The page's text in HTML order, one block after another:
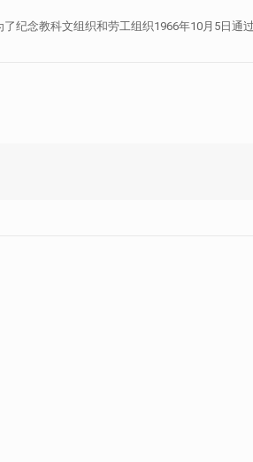
纪念教科文组织和劳工组织1966年10月5日通